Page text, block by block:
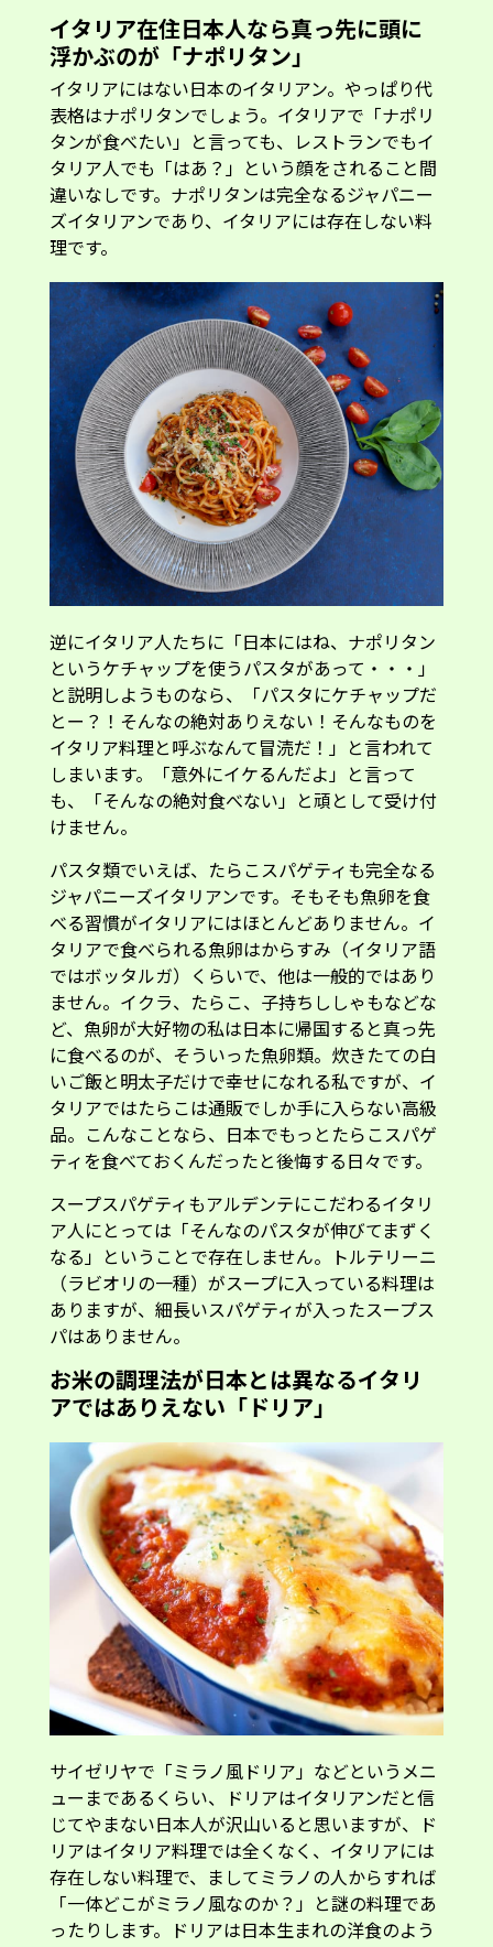
イタリア在住日本人なら真っ先に頭に
浮かぶのが「ナポリタン」
イタリアにはない日本のイタリアン。やっぱり代
表格はナポリタンでしょう。イタリアで「ナポリ
タンが食べたい」と言っても、レストランでもイ
タリア人でも「はあ？」という顔をされること間
違いなしです。ナポリタンは完全なるジャパニー
ズイタリアンであり、イタリアには存在しない料
理です。
逆にイタリア人たちに「日本にはね、ナポリタン
というケチャップを使うパスタがあって・・・」
と説明しようものなら、「パスタにケチャップだ
とー？！そんなの絶対ありえない！そんなものを
イタリア料理と呼ぶなんて冒涜だ！」と言われて
しまいます。「意外にイケるんだよ」と言って
も、「そんなの絶対食べない」と頑として受け付
けません。
パスタ類でいえば、たらこスパゲティも完全なる
ジャパニーズイタリアンです。そもそも魚卵を食
べる習慣がイタリアにはほとんどありません。イ
タリアで食べられる魚卵はからすみ（イタリア語
ではボッタルガ）くらいで、他は一般的ではあり
ません。イクラ、たらこ、子持ちししゃもなどな
ど、魚卵が大好物の私は日本に帰国すると真っ先
に食べるのが、そういった魚卵類。炊きたての白
いご飯と明太子だけで幸せになれる私ですが、イ
タリアではたらこは通販でしか手に入らない高級
品。こんなことなら、日本でもっとたらこスパゲ
ティを食べておくんだったと後悔する日々です。
スープスパゲティもアルデンテにこだわるイタリ
ア人にとっては「そんなのパスタが伸びてまずく
なる」ということで存在しません。トルテリーニ
（ラビオリの一種）がスープに入っている料理は
ありますが、細長いスパゲティが入ったスープス
パはありません。
お米の調理法が日本とは異なるイタリ
アではありえない「ドリア」
サイゼリヤで「ミラノ風ドリア」などというメニ
ューまであるくらい、ドリアはイタリアンだと信
じてやまない日本人が沢山いると思いますが、ド
リアはイタリア料理では全くなく、イタリアには
存在しない料理で、ましてミラノの人からすれば
「一体どこがミラノ風なのか？」と謎の料理であ
ったりします。ドリアは日本生まれの洋食のよう